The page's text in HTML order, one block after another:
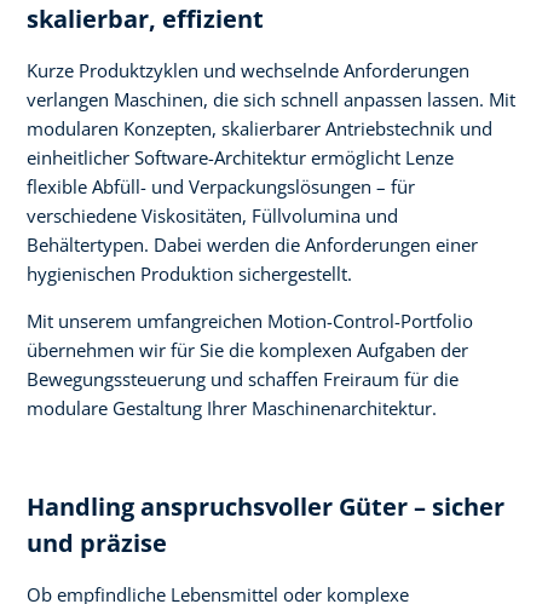
skalierbar, effizient
Kurze Produktzyklen und wechselnde Anforderungen
verlangen Maschinen, die sich schnell anpassen lassen. Mit
modularen Konzepten, skalierbarer Antriebstechnik und
einheitlicher Software-Architektur ermöglicht Lenze
flexible Abfüll- und Verpackungslösungen – für
verschiedene Viskositäten, Füllvolumina und
Behältertypen. Dabei werden die Anforderungen einer
hygienischen Produktion sichergestellt. ​
Mit unserem umfangreichen Motion-Control-Portfolio
übernehmen wir für Sie die komplexen Aufgaben der
Bewegungssteuerung und schaffen Freiraum für die
modulare Gestaltung Ihrer Maschinenarchitektur.
Handling anspruchsvoller Güter – sicher
und präzise
Ob empfindliche Lebensmittel oder komplexe